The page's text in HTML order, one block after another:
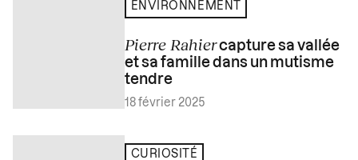
ENVIRONNEMENT
Pierre Rahiercapture sa vallée
et sa famille dans un mutisme
tendre
18 février 2025
CURIOSITÉ